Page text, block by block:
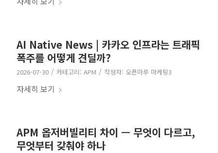
AI Native News | 카카오 인프라는 트래픽
폭주를 어떻게 견딜까?
2026-07-30 / 카테고리: APM / 작성자: 오픈마루 마케팅3
자세히 보기
APM 옵저버빌리티 차이 — 무엇이 다르고,
무엇부터 갖춰야 하나